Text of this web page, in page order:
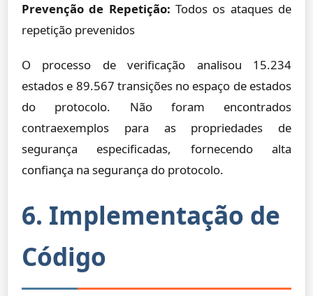
Prevenção de Repetição: Todos os ataques de
repetição prevenidos
O processo de verificação analisou 15.234
estados e 89.567 transições no espaço de estados
do protocolo. Não foram encontrados
contraexemplos para as propriedades de
segurança especificadas, fornecendo alta
confiança na segurança do protocolo.
6. Implementação de
Código